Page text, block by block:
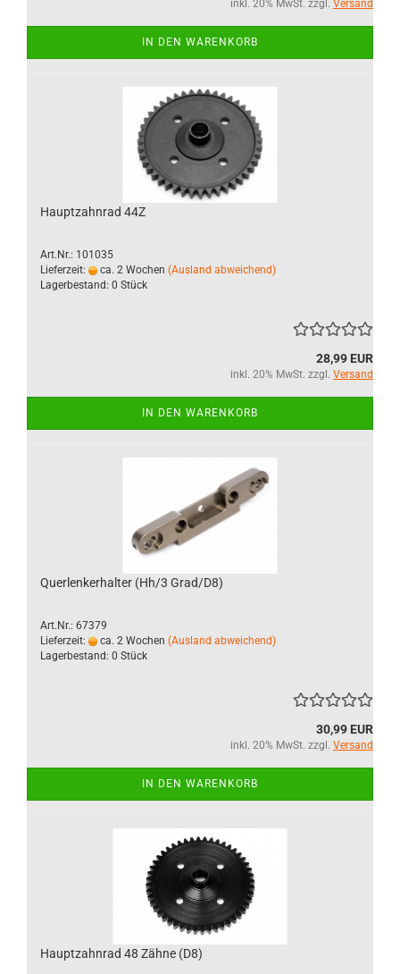
inkl. 20% MwSt. zzgl. Versand
IN DEN WARENKORB
Hauptzahnrad 44Z
Art.Nr.: 101035
Lieferzeit:
ca. 2 Wochen (Ausland abweichend)
Lagerbestand: 0 Stück
28,99 EUR
inkl. 20% MwSt. zzgl. Versand
IN DEN WARENKORB
Querlenkerhalter (Hh/3 Grad/D8)
Art.Nr.: 67379
Lieferzeit:
ca. 2 Wochen (Ausland abweichend)
Lagerbestand: 0 Stück
30,99 EUR
inkl. 20% MwSt. zzgl. Versand
IN DEN WARENKORB
Hauptzahnrad 48 Zähne (D8)